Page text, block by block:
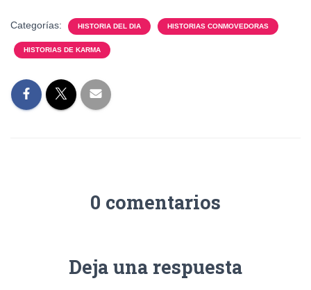
Categorías: HISTORIA DEL DIA HISTORIAS CONMOVEDORAS
HISTORIAS DE KARMA
0 comentarios
Deja una respuesta